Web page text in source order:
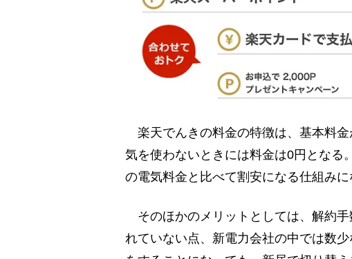
楽天でんきの料金の特徴は、基本料金
気を使わないときには料金は0円となる
の電気料金と比べて割安になる仕組みに
そのほかのメリットとしては、解約
れていない点、新電力会社の中では数